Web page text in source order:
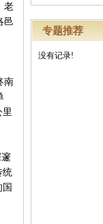
专题推荐
没有记录!
老
邑
南
统